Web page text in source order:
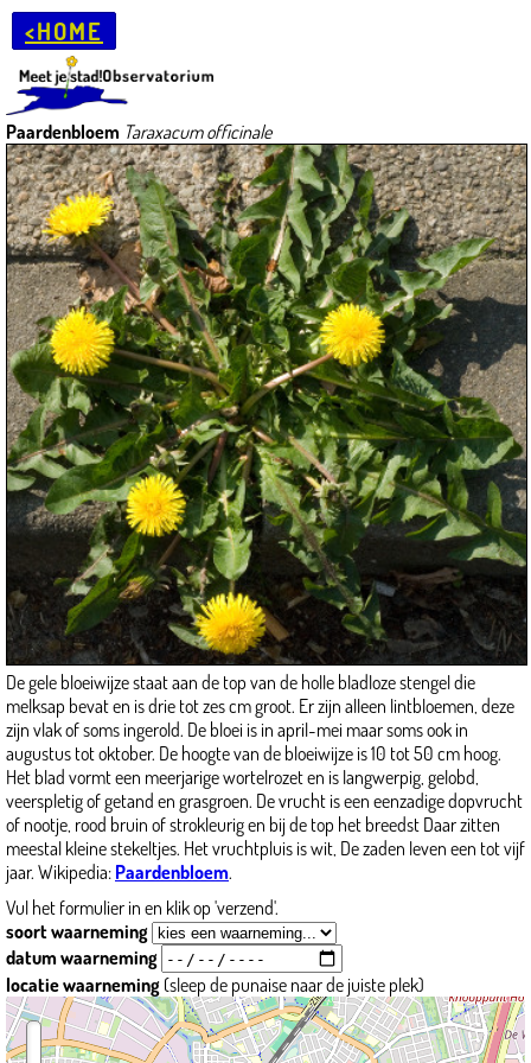
<HOME
Paardenbloem Taraxacum officinale
De gele bloeiwijze staat aan de top van de holle bladloze stengel die
melksap bevat en is drie tot zes cm groot. Er zijn alleen lintbloemen, deze
zijn vlak of soms ingerold. De bloei is in april-mei maar soms ook in
augustus tot oktober. De hoogte van de bloeiwijze is 10 tot 50 cm hoog.
Het blad vormt een meerjarige wortelrozet en is langwerpig, gelobd,
veerspletig of getand en grasgroen. De vrucht is een eenzadige dopvrucht
of nootje, rood bruin of strokleurig en bij de top het breedst Daar zitten
meestal kleine stekeltjes. Het vruchtpluis is wit, De zaden leven een tot vijf
jaar. Wikipedia: Paardenbloem.
Vul het formulier in en klik op 'verzend'.
soort waarneming
datum waarneming
locatie waarneming (sleep de punaise naar de juiste plek)